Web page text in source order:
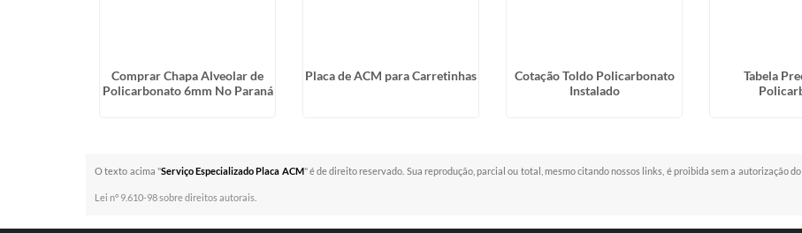
Comprar Chapa Alveolar de
Policarbonato 6mm No Paraná
Placa de ACM para Carretinhas
Cotação Toldo Policarbonato
Instalado
Tabela
O texto acima "Serviço Especializado Placa ACM" é de direito reservado. Sua reprodução, parcial ou total, mesmo citando nossos links, é proibida sem a autorização
Lei n° 9.610-98 sobre direitos autorais